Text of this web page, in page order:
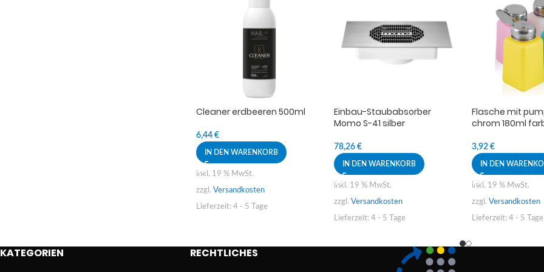
Cleaner erdbeeren 500ml
6,44 €
IN DEN WARENKORB
inkl. 19 % MwSt.
zzgl. Versandkosten
Lieferzeit: 4 - 5 Tage
Einbau-Staubabsorber
Momo S-41 silber
78,26€
IN DEN WARENKORB
inkl. 19 % MwSt.
zzgl. Versandkosten
Lieferzeit:4 - 5 Tage
Flasche mit
chrom 180ml
3,92€
IN DEN
inkl. 19 % MwSt.
zzgl. Versandkosten
Lieferzeit:4 - 5 Tage
KATEGORIEN RECHTLICHES